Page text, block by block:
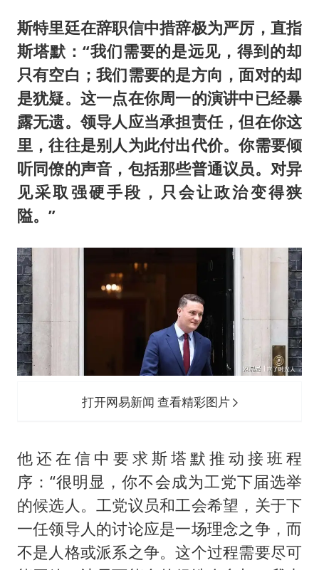
斯特里廷在辞职信中措辞极为严厉，直指
斯塔默：“我们需要的是远见，得到的却
只有空白；我们需要的是方向，面对的却
是犹疑。这一点在你周一的演讲中已经暴
露无遗。领导人应当承担责任，但在你这
里，往往是别人为此付出代价。你需要倾
听同僚的声音，包括那些普通议员。对异
见采取强硬手段，只会让政治变得狭
隘。”
打开网易新闻 查看精彩图片
他还在信中要求斯塔默推动接班程
序：“很明显，你不会成为工党下届选举
的候选人。工党议员和工会希望，关于下
一任领导人的讨论应是一场理念之争，而
不是人格或派系之争。这个过程需要尽可